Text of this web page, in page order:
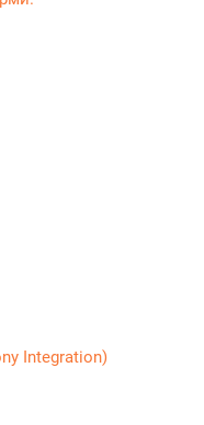
Integration)